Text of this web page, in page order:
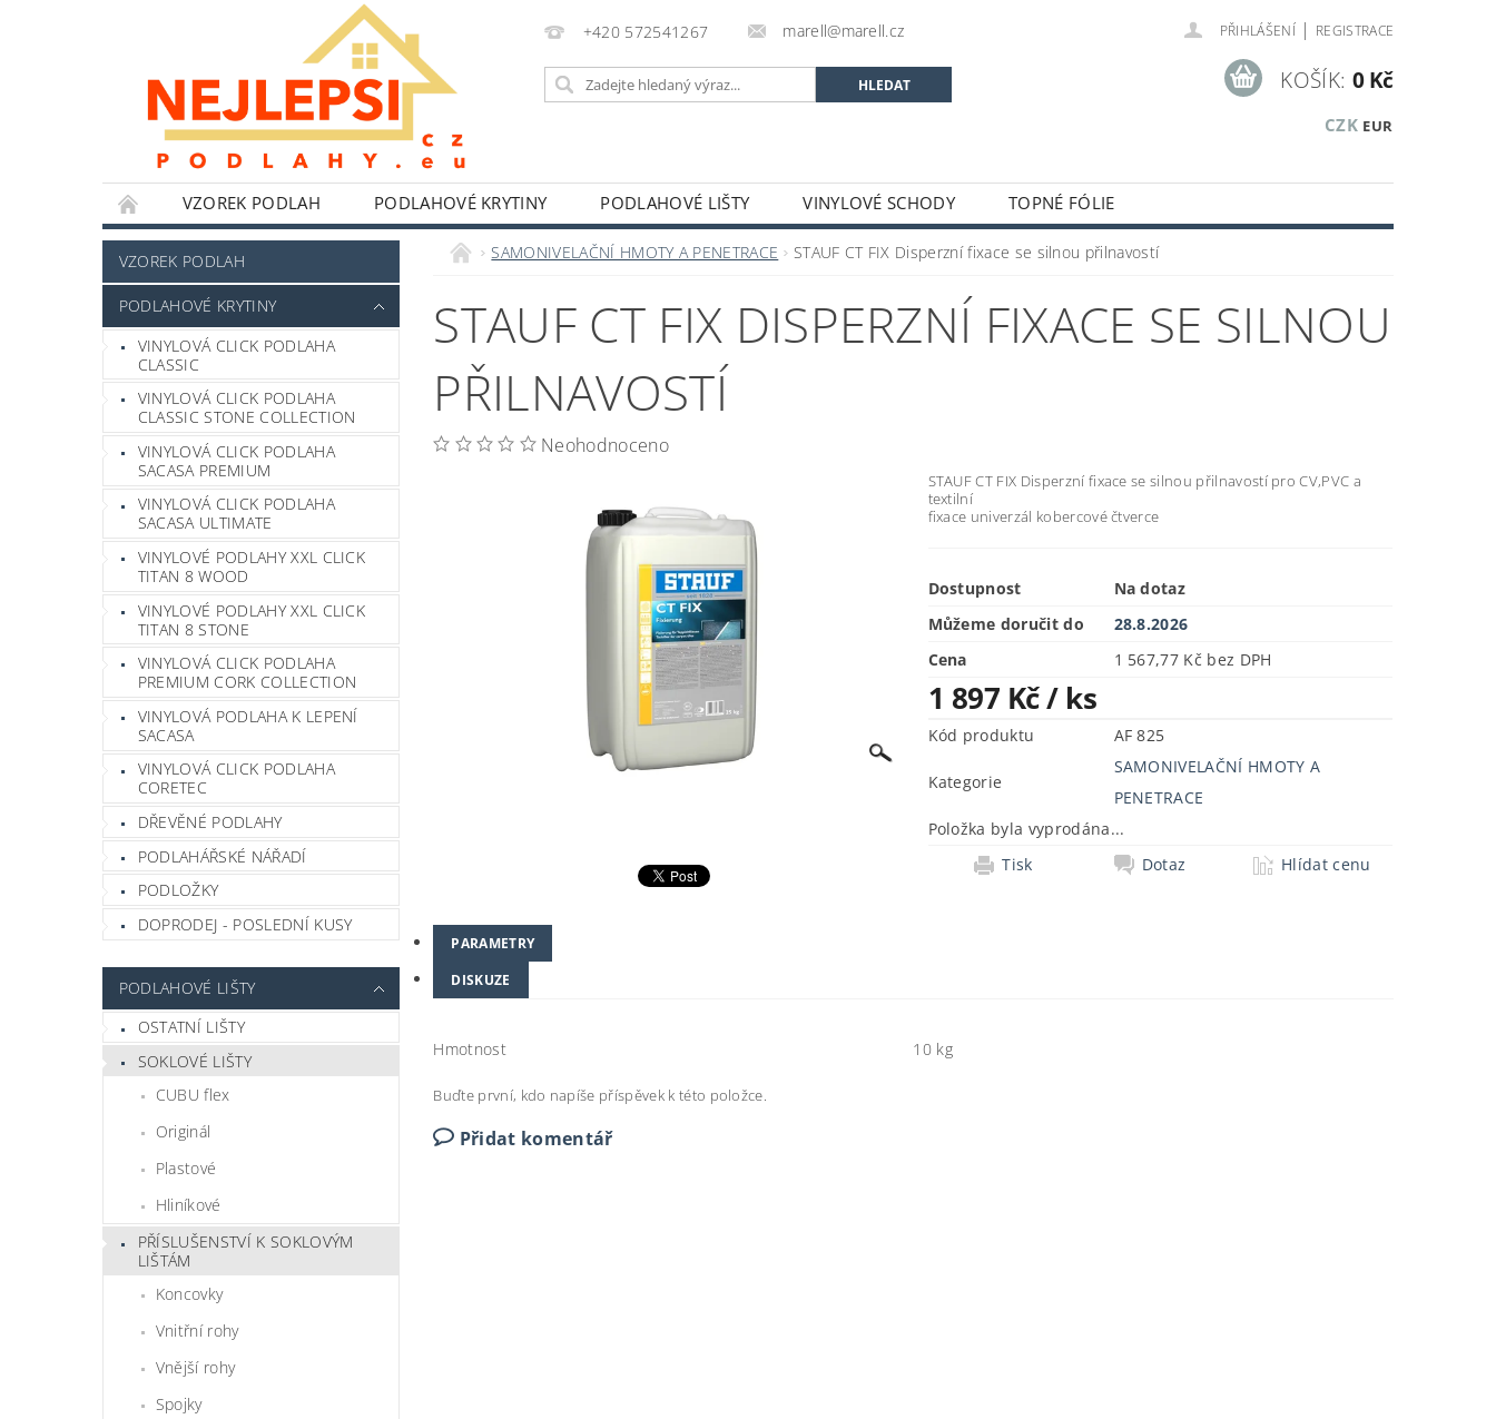
+420 572541267 marell@marell.cz PŘIHLÁŠENÍ | REGISTRACE
CZK EUR
KOŠÍK: 0 Kč
VZOREK PODLAH PODLAHOVÉ KRYTINY PODLAHOVÉ LIŠTY VINYLOVÉ SCHODY
TOPNÉ FÓLIE
NÁŘADÍ WOLFCRAFT
LEPIDLA,TMELY A SILIKONY SAMONIVELAČNÍ HMOTY A PENETRACE
AKUSTICKÉ A OBKLADOVÉ PANELY
HLINÍKOVÉ PERGOLY
BYTOVÉ DOPLŇKY A DEKORACE
POKYNY K INSTALACI
BLOG FOTOGALERIE
VZOREK PODLAH
PODLAHOVÉ KRYTINY
VINYLOVÁ CLICK PODLAHA
CLASSIC
VINYLOVÁ CLICK PODLAHA
CLASSIC STONE COLLECTION
VINYLOVÁ CLICK PODLAHA
SACASA PREMIUM
VINYLOVÁ CLICK PODLAHA
SACASA ULTIMATE
VINYLOVÉ PODLAHY XXL CLICK
TITAN 8 WOOD
VINYLOVÉ PODLAHY XXL CLICK
TITAN 8 STONE
VINYLOVÁ CLICK PODLAHA
PREMIUM CORK COLLECTION
VINYLOVÁ PODLAHA K LEPENÍ
SACASA
VINYLOVÁ CLICK PODLAHA
CORETEC
DŘEVĚNÉ PODLAHY
PODLAHÁŘSKÉ NÁŘADÍ
PODLOŽKY
DOPRODEJ - POSLEDNÍ KUSY
PODLAHOVÉ LIŠTY
OSTATNÍ LIŠTY
SOKLOVÉ LIŠTY
CUBU flex
Originál
Plastové
Hliníkové
PŘÍSLUŠENSTVÍ K SOKLOVÝM
LIŠTÁM
Koncovky
Vnitřní rohy
Vnější rohy
Spojky
SAMONIVELAČNÍ HMOTY A PENETRACE STAUF CT FIX Disperzní fixace se silnou přilnavostí
STAUF CT FIX DISPERZNÍ FIXACE SE SILNOU
PŘILNAVOSTÍ
Neohodnoceno
STAUF CT FIX Disperzní fixace se silnou přilnavostí pro CV,PVC a
textilní
fixace univerzál kobercové čtverce
Dostupnost
Na dotaz
Můžeme doručit do
28.8.2026
Cena
1 567,77 Kč bez DPH
1 897 Kč/ ks
Kód produktu AF 825
Kategorie
SAMONIVELAČNÍ HMOTY A
PENETRACE
Položka byla vyprodána...
Tisk
Dotaz Hlídat cenu
PARAMETRY
DISKUZE
Hmotnost 10 kg
Buďte první, kdo napíše příspěvek k této položce.
Přidat komentář